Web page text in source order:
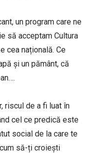
un program care ne
să acceptam Cultura
cea națională. Ce
și un pământ, că
riscul de a fi luat în
cel ce predică este
social de la care te
să-ți croiești